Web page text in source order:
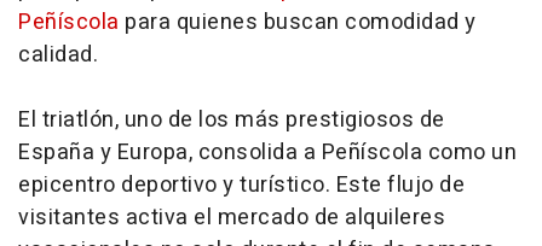
Peñíscola para quienes buscan comodidad y
calidad.
El triatlón, uno de los más prestigiosos de
España y Europa, consolida a Peñíscola como un
epicentro deportivo y turístico. Este flujo de
visitantes activa el mercado de alquileres